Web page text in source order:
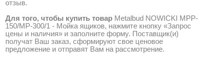
отзыв.
Для того, чтобы купить товар Metalbud NOWICKI MPP-
150/MP-300/1 - Мойка ящиков, нажмите кнопку «Запрос
цены и наличия» и заполните форму. Поставщик(и)
получат Ваш заказ, сформируют свое ценовое
предложение и отправят Вам на рассмотрение.